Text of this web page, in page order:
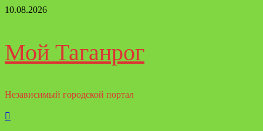
Перейти
10.08.2026
Мой Таганрог
Независимый городской портал